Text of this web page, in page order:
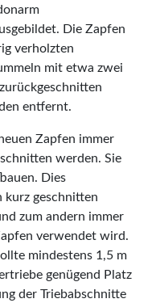
Die Zapfen
verholzten
mit etwa zwei
entfernt.
Zapfen immer
werden. Sie
Dies
kurz geschnitten
zum andern immer
verwendet wird.
mindestens 1,5 m
genügend Platz
der Triebabschnitte